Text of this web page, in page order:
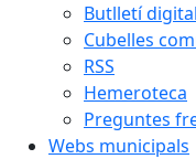
Butlletí digital
Cubelles
RSS
Hemeroteca
Preguntes
Webs municipals